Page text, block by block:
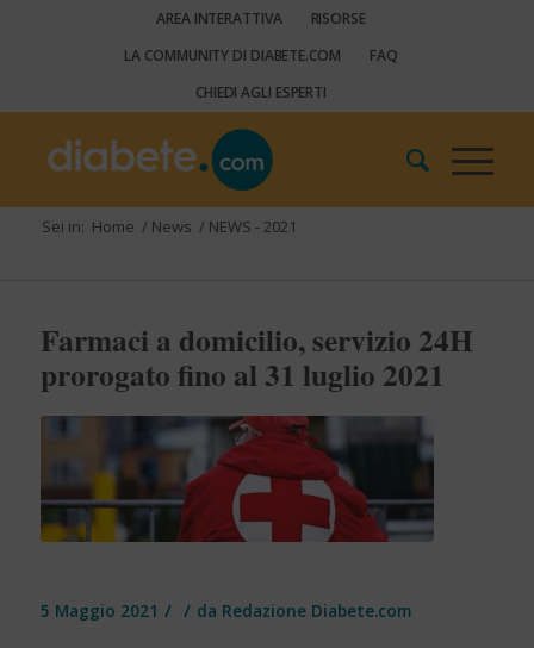
AREA INTERATTIVA
RISORSE
LA COMMUNITY DI DIABETE.COM
FAQ
CHIEDI AGLI ESPERTI
Sei in: Home / News / NEWS - 2021
Farmaci a domicilio, servizio 24H
prorogato fino al 31 luglio 2021
5 Maggio 2021 / / da Redazione Diabete.com